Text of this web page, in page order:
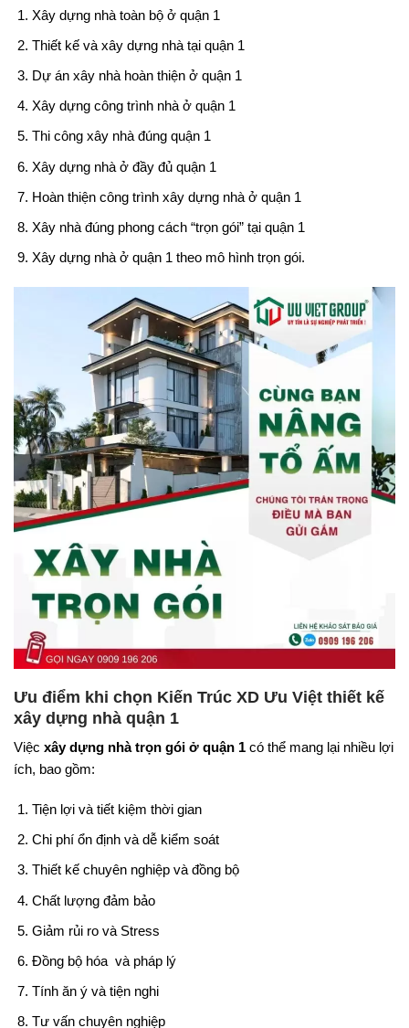
Xây dựng nhà toàn bộ ở quận 1
Thiết kế và xây dựng nhà tại quận 1
Dự án xây nhà hoàn thiện ở quận 1
Xây dựng công trình nhà ở quận 1
Thi công xây nhà đúng quận 1
Xây dựng nhà ở đầy đủ quận 1
Hoàn thiện công trình xây dựng nhà ở quận 1
Xây nhà đúng phong cách “trọn gói” tại quận 1
Xây dựng nhà ở quận 1 theo mô hình trọn gói.
Ưu điểm khi chọn Kiến Trúc XD Ưu Việt thiết kế
xây dựng nhà quận 1
Việc xây dựng nhà trọn gói ở quận 1 có thể mang lại nhiều lợi
ích, bao gồm:
Tiện lợi và tiết kiệm thời gian
Chi phí ổn định và dễ kiểm soát
Thiết kế chuyên nghiệp và đồng bộ
Chất lượng đảm bảo
Giảm rủi ro và Stress
Đồng bộ hóa và pháp lý
Tính ăn ý và tiện nghi
Tư vấn chuyên nghiệp